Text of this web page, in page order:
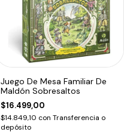
Juego De Mesa Familiar De
Maldón Sobresaltos
$16.499,00
$14.849,10 con Transferencia o
depósito